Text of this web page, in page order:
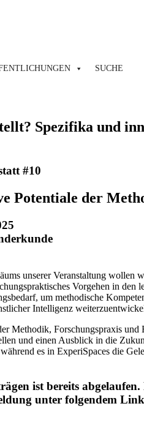
SUCHE
Spezifika und
#10
Potentiale der
unserer Veranstaltung
Vorgehen in den
um methodische
Intelligenz
Methodik, Forschungspraxis
und einen Ausblick in die
es in ExperiSpaces die
ist bereits
unter folgendem